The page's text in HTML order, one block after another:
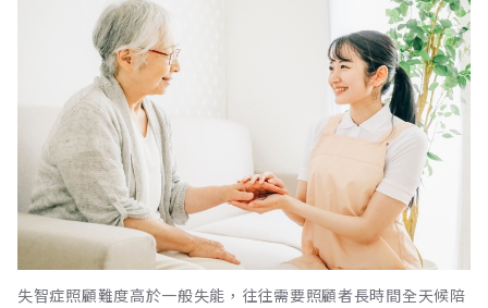
失智症照顧難度高於一般失能，往往需要照顧者長時間全天候陪